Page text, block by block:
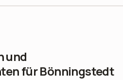
und
für Bönningstedt